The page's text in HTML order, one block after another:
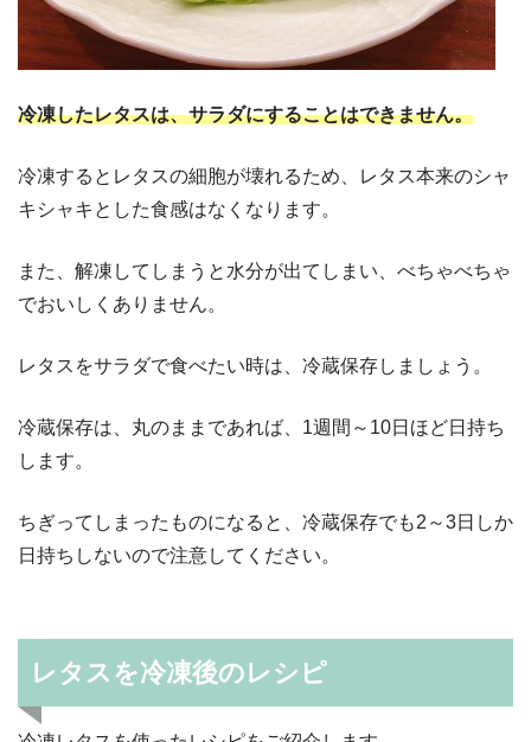
冷凍したレタスは、サラダにすることはできません。
冷凍するとレタスの細胞が壊れるため、レタス本来のシャ
キシャキとした食感はなくなります。
また、解凍してしまうと水分が出てしまい、べちゃべちゃ
でおいしくありません。
レタスをサラダで食べたい時は、冷蔵保存しましょう。
冷蔵保存は、丸のままであれば、1週間～10日ほど日持ち
します。
ちぎってしまったものになると、冷蔵保存でも2～3日しか
日持ちしないので注意してください。
レタスを冷凍後のレシピ